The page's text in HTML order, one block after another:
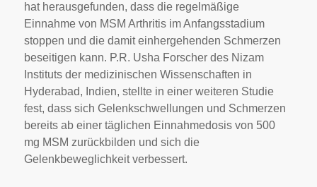
hat herausgefunden, dass die regelmäßige
Einnahme von MSM Arthritis im Anfangsstadium
stoppen und die damit einhergehenden Schmerzen
beseitigen kann. P.R. Usha Forscher des Nizam
Instituts der medizinischen Wissenschaften in
Hyderabad, Indien, stellte in einer weiteren Studie
fest, dass sich Gelenkschwellungen und Schmerzen
bereits ab einer täglichen Einnahmedosis von 500
mg MSM zurückbilden und sich die
Gelenkbeweglichkeit verbessert.